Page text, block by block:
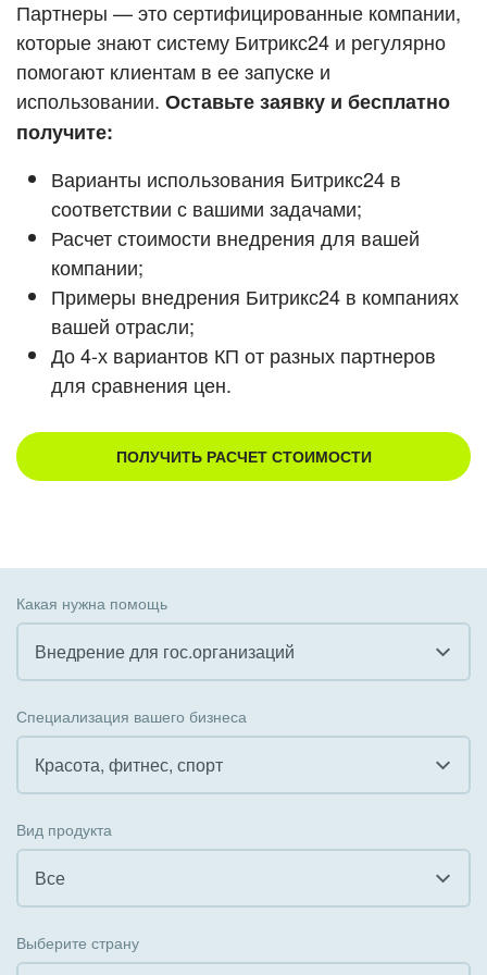
ВХОД
ВХОД
Смотреть видеокейсы
Партнеры — это сертифицированные компании,
которые знают систему Битрикс24 и регулярно
помогают клиентам в ее запуске и
использовании. Оставьте заявку и бесплатно
получите:
Варианты использования Битрикс24 в
соответствии с вашими задачами;
Расчет стоимости внедрения для вашей
компании;
Примеры внедрения Битрикс24 в компаниях
вашей отрасли;
До 4-х вариантов КП от разных партнеров
для сравнения цен.
ПОЛУЧИТЬ РАСЧЕТ СТОИМОСТИ
Какая нужна помощь
Внедрение для гос.организаций
Внедрение КЭДО
Интеграция с 1С
Внедрение Бизнес-процессов
Специализация вашего бизнеса
Красота, фитнес, спорт
Государственные организации
Коммунальные услуги, ЖКХ
Вид продукта
Все
Выберите страну